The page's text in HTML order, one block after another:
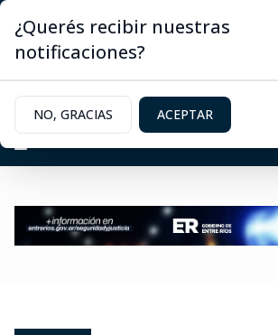
¿Querés recibir nuestras
notificaciones?
NO, GRACIAS ACEPTAR